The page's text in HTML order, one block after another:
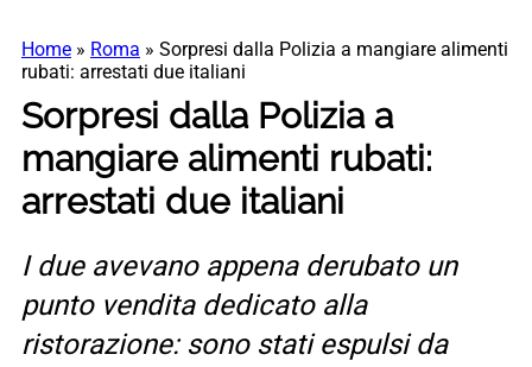
Home » Roma » Sorpresi dalla Polizia a mangiare alimenti
rubati: arrestati due italiani
Sorpresi dalla Polizia a
mangiare alimenti rubati:
arrestati due italiani
I due avevano appena derubato un
punto vendita dedicato alla
ristorazione: sono stati espulsi da